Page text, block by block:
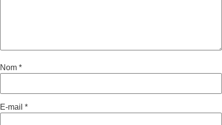
Nom *
E-mail *